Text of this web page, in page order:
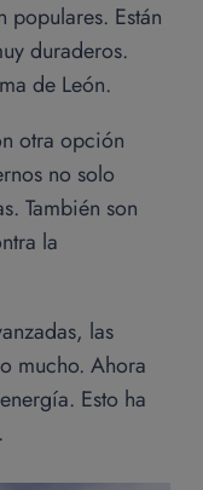
Están
duraderos.
de León.
otra opción
no solo
También son
la
las
mucho. Ahora
Esto ha